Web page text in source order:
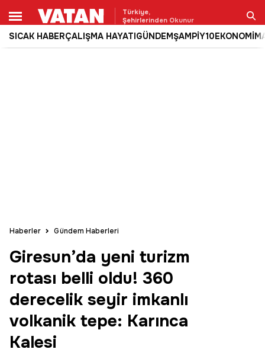
Türkiye,
Şehirlerinden Okunur
SICAK HABERÇALIŞMA HAYATIGÜNDEMŞAMPİY10EKONOMİ
Ara
Haberler Gündem Haberleri
Giresun’da yeni turizm
rotası belli oldu! 360
derecelik seyir imkanlı
volkanik tepe: Karınca
Kalesi